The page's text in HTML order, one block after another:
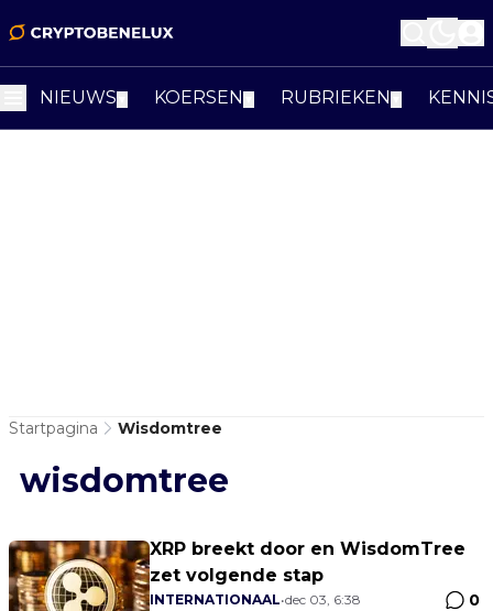
NIEUWS KOERSEN RUBRIEKEN
Startpagina Wisdomtree
wisdomtree
XRP breekt door en WisdomTree
zet volgende stap
INTERNATIONAAL•dec 03, 6:38 0